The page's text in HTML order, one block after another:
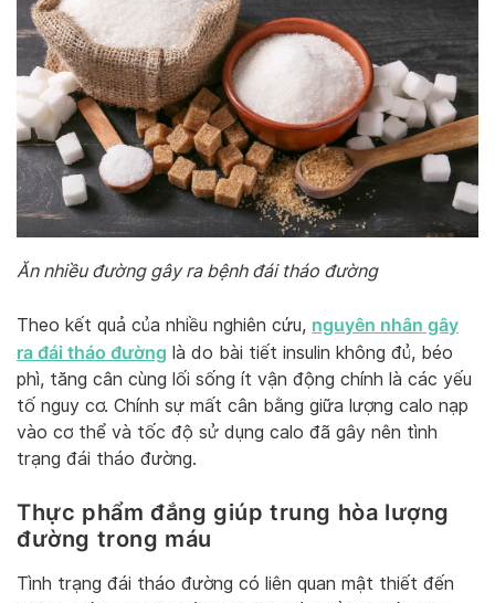
Ăn nhiều đường gây ra bệnh đái tháo đường
Theo kết quả của nhiều nghiên cứu, nguyên nhân gây
ra đái tháo đường là do bài tiết insulin không đủ, béo
phì, tăng cân cùng lối sống ít vận động chính là các yếu
tố nguy cơ. Chính sự mất cân bằng giữa lượng calo nạp
vào cơ thể và tốc độ sử dụng calo đã gây nên tình
trạng đái tháo đường.
Thực phẩm đắng giúp trung hòa lượng
đường trong máu
Tình trạng đái tháo đường có liên quan mật thiết đến